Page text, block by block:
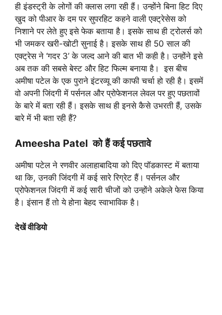
ही इंडस्ट्री के लोगों की क्लास लगा रही हैं। उन्होंने बिना हिट दिए
खुद को पीआर के दम पर सुपरहिट कहने वाली एक्ट्रेसेस को
निशाने पर लेते हुए इसे फेक बताया है। इसके साथ ही ट्रोलर्स को
भी जमकर खरी-खोटी सुनाई है। इसके साथ ही 50 साल की
एक्ट्रेस ने ‘गदर 3’ के जल्द आने की बात भी कही है। उन्होंने इसे
अब तक की सबसे बेस्ट और हिट फिल्म बनाया है। इस बीच
अमीषा पटेल के एक पुराने इंटरव्यू की काफी चर्चा हो रही है। इसमें
वो अपनी जिंदगी में पर्सनल और प्रोफेशनल लेवल पर हुए पछतावों
के बारे में बता रही हैं। इसके साथ ही इनसे कैसे उभरती हैं, उसके
बारे में भी बता रही हैं?
Ameesha Patel को हैं कई पछतावे
अमीषा पटेल ने रणवीर अलाहाबादिया को दिए पॉडकास्ट में बताया
था कि, उनकी जिंदगी में कई सारे रिग्रेट हैं। पर्सनल और
प्रोफेशनल जिंदगी में कई सारी चीजों को उन्होंने अकेले फेस किया
है। इंसान हैं तो ये होना बेहद स्वाभाविक है।
देखें वीडियो